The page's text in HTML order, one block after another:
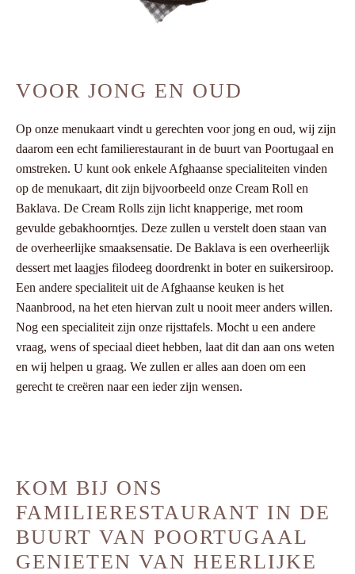
VOOR JONG EN OUD
Op onze menukaart vindt u gerechten voor jong en oud, wij zijn
daarom een echt familierestaurant in de buurt van Poortugaal en
omstreken. U kunt ook enkele Afghaanse specialiteiten vinden
op de menukaart, dit zijn bijvoorbeeld onze Cream Roll en
Baklava. De Cream Rolls zijn licht knapperige, met room
gevulde gebakhoorntjes. Deze zullen u verstelt doen staan van
de overheerlijke smaaksensatie. De Baklava is een overheerlijk
dessert met laagjes filodeeg doordrenkt in boter en suikersiroop.
Een andere specialiteit uit de Afghaanse keuken is het
Naanbrood, na het eten hiervan zult u nooit meer anders willen.
Nog een specialiteit zijn onze rijsttafels. Mocht u een andere
vraag, wens of speciaal dieet hebben, laat dit dan aan ons weten
en wij helpen u graag. We zullen er alles aan doen om een
gerecht te creëren naar een ieder zijn wensen.
KOM BIJ ONS
FAMILIERESTAURANT IN DE
BUURT VAN POORTUGAAL
GENIETEN VAN HEERLIJKE